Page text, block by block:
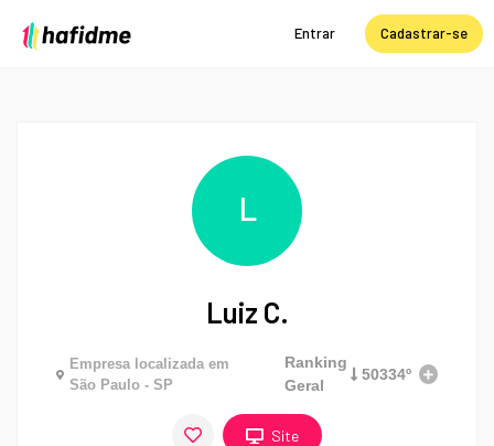
Entrar Cadastrar-se
L
Luiz C.
Empresa localizada em
São Paulo - SP
Ranking
Geral
50334º
Site